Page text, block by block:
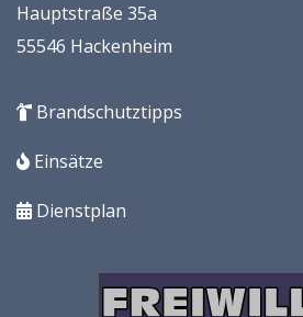
Hauptstraße 35a
55546 Hackenheim
Brandschutztipps
Einsätze
Dienstplan